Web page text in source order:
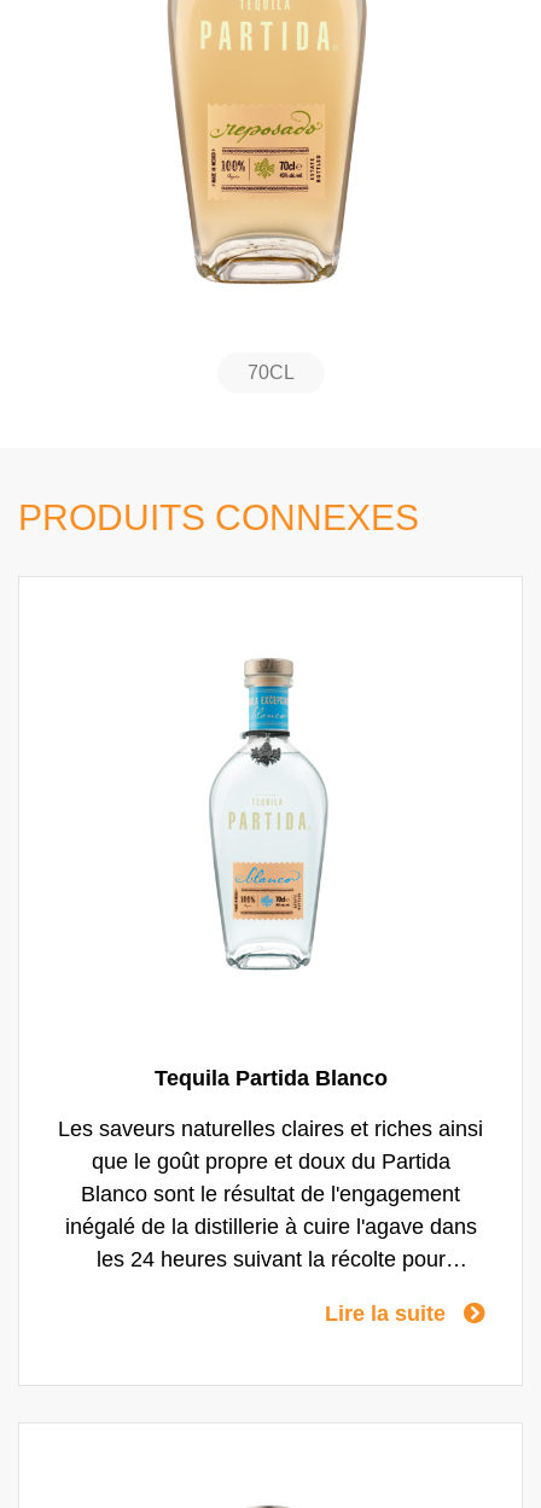
70CL
PRODUITS CONNEXES
Tequila Partida Blanco
Les saveurs naturelles claires et riches ainsi
que le goût propre et doux du Partida
Blanco sont le résultat de l'engagement
inégalé de la distillerie à cuire l'agave dans
les 24 heures suivant la récolte pour
notes épicées et terrestres se mêlent à des
des notes vives de fruits tropicaux et de
vanille, avec des touches d'agave cuit,
Lire la suite